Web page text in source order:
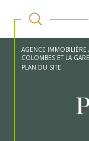
AGENCE
COLOMBES ET LA
PLAN DU SITE